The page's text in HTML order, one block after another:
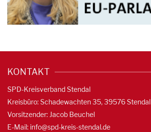
KONTAKT
SPD-Kreisverband Stendal
Kreisbüro: Schadewachten 35, 39576 Stendal
Vorsitzender: Jacob Beuchel
E-Mail: info@spd-kreis-stendal.de